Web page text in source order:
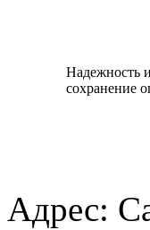
Надежность и
сохранение
Адрес: